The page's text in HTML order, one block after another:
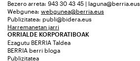
Bezero arreta: 943 30 43 45 | laguna@berria.eus
Webgunea: webgunea@berria.eus
Publizitatea: publi@bidera.eus
Harremanetan jarri
ORRIALDE KORPORATIBOAK
Ezagutu BERRIA Taldea
BERRIA berri bloga
Publizitatea